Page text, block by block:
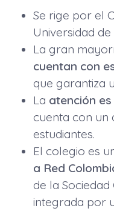
Se rige por el
Universidad
La gran
cuentan con
que garantiza
La atención
cuenta con un
estudiantes.
El colegio es
a Red
de la Sociedad
integrada por